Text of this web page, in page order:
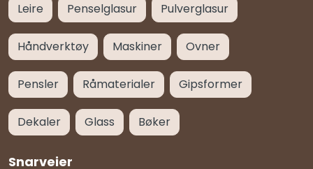
Leire Penselglasur Pulverglasur
Håndverktøy Maskiner Ovner
Pensler Råmaterialer Gipsformer
Dekaler Glass Bøker
Snarveier